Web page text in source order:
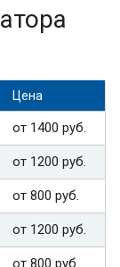
Цена
от 1400 руб.
от 1200 руб.
от 800 руб.
от 1200 руб.
от 800 руб.